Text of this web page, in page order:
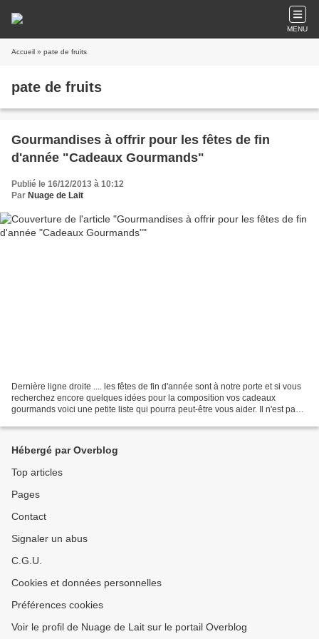
MENU
Accueil » pate de fruits
pate de fruits
Gourmandises à offrir pour les fêtes de fin
d'année "Cadeaux Gourmands"
Publié le 16/12/2013 à 10:12
Par Nuage de Lait
Dernière ligne droite .... les fêtes de fin d'année sont à notre porte et si vous
recherchez encore quelques idées pour la composition vos cadeaux
gourmands voici une petite liste qui pourra peut-être vous aider. Il n'est pas
Hébergé par Overblog
Top articles
Pages
Contact
Signaler un abus
C.G.U.
Cookies et données personnelles
Préférences cookies
Voir le profil de Nuage de Lait sur le portail Overblog